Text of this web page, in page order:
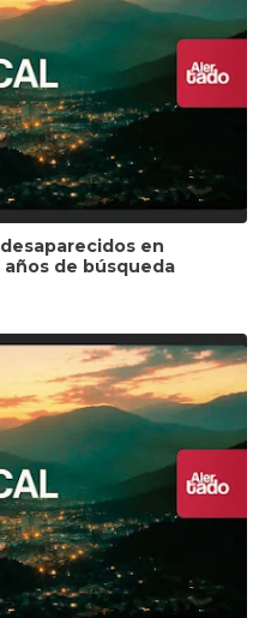
en
años de búsqueda